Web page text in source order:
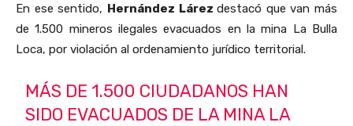
En ese sentido, Hernández Lárezdestacó que van más
de 1.500 mineros ilegales evacuados en la mina La Bulla
Loca, por violación al ordenamiento jurídico territorial.
MÁS DE 1.500 CIUDADANOS HAN
SIDO EVACUADOS DE LA MINA LA